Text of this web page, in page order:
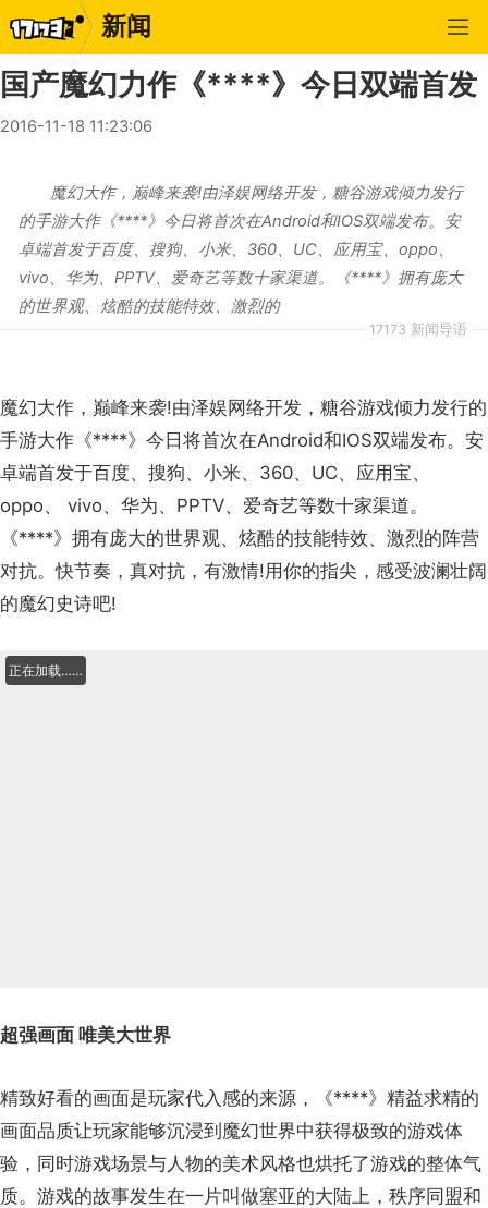
新闻
国产魔幻力作《****》今日双端首发
2016-11-18 11:23:06
17173 新闻导语
魔幻大作，巅峰来袭!由泽娱网络开发，糖谷游戏倾力发行
的手游大作《****》今日将首次在Android和IOS双端发布。安
卓端首发于百度、搜狗、小米、360、UC、应用宝、oppo、
vivo、华为、PPTV、爱奇艺等数十家渠道。《****》拥有庞大
的世界观、炫酷的技能特效、激烈的
魔幻大作，巅峰来袭!由泽娱网络开发，糖谷游戏倾力发行的
手游大作《****》今日将首次在Android和IOS双端发布。安
卓端首发于百度、搜狗、小米、360、UC、应用宝、
oppo、 vivo、华为、PPTV、爱奇艺等数十家渠道。
《****》拥有庞大的世界观、炫酷的技能特效、激烈的阵营
对抗。快节奏，真对抗，有激情!用你的指尖，感受波澜壮阔
的魔幻史诗吧!
正在加载……
超强画面 唯美大世界
精致好看的画面是玩家代入感的来源，《****》精益求精的
画面品质让玩家能够沉浸到魔幻世界中获得极致的游戏体
验，同时游戏场景与人物的美术风格也烘托了游戏的整体气
质。游戏的故事发生在一片叫做塞亚的大陆上，秩序同盟和